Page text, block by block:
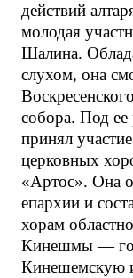
действий
молодая
Шалина.
слухом, она
собора. Под ее
принял
церковных
«Артос». Она
епархии и
хорам
Кинешмы —
Кинешемскую